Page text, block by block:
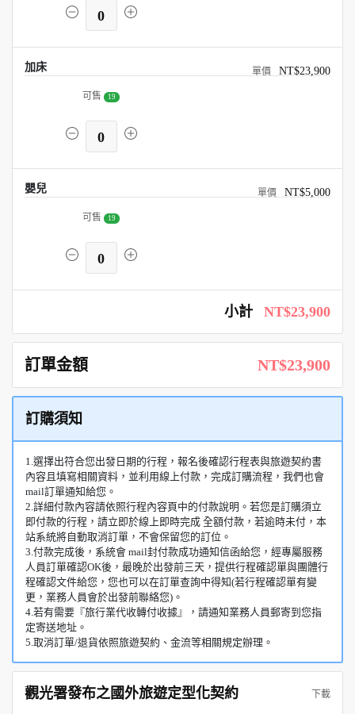
0
加床 NT$23,900
可售 19
0
嬰兒 NT$5,000
可售 19
0
小計 NT$23,900
訂單金額 NT$23,900
訂購須知
1.選擇出符合您出發日期的行程，報名後確認行程表與旅遊契約書
內容且填寫相關資料，並利用線上付款，完成訂購流程，我們也會
mail訂單通知給您。
2.詳細付款內容請依照行程內容頁中的付款說明。若您是訂購須立
即付款的行程，請立即於線上即時完成 全額付款，若逾時未付，本
站系統將自動取消訂單，不會保留您的訂位。
3.付款完成後，系統會 mail封付款成功通知信函給您，經專屬服務
人員訂單確認OK後，最晚於出發前三天，提供行程確認單與團體行
程確認文件給您，您也可以在訂單查詢中得知(若行程確認單有變
更，業務人員會於出發前聯絡您)。
4.若有需要『旅行業代收轉付收據』，請通知業務人員郵寄到您指
定寄送地址。
5.取消訂單/退貨依照旅遊契約、金流等相關規定辦理。
觀光署發布之國外旅遊定型化契約 下載